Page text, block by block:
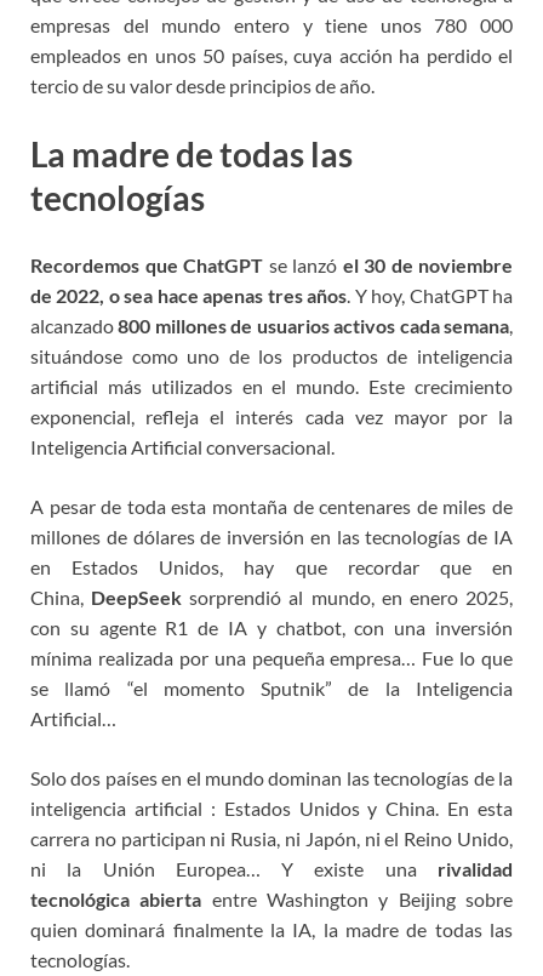
empresas del mundo entero y tiene unos 780 000
empleados en unos 50 países, cuya acción ha perdido el
tercio de su valor desde principios de año.
La madre de todas las
tecnologías
Recordemos que ChatGPT se lanzó el 30 de noviembre
de 2022, o sea hace apenas tres años Y hoy, ChatGPT ha
alcanzado800 millones de usuarios activos cada semana
situándose como uno de los productos de inteligencia
artificial más utilizados en el mundo. Este crecimiento
exponencial, refleja el interés cada vez mayor por la
Inteligencia Artificial conversacional.
A pesar de toda esta montaña de centenares de miles de
millones de dólares de inversión en las tecnologías de IA
en Estados Unidos, hay que recordar que en
China, DeepSeek sorprendió al mundo, en enero 2025,
con su agente R1 de IA y chatbot, con una inversión
mínima realizada por una pequeña empresa… Fue lo que
se llamó “el momento Sputnik” de la Inteligencia
Artificial…
Solo dos países en el mundo dominan las tecnologías de la
inteligencia artificial : Estados Unidos y China. En esta
carrera no participan ni Rusia, ni Japón, ni el Reino Unido,
ni la Unión Europea… Y existe una rivalidad
tecnológica abierta entre Washington y Beijing sobre
quien dominará finalmente la IA, la madre de todas las
tecnologías.